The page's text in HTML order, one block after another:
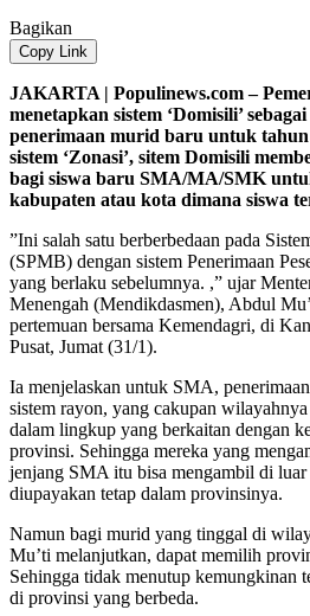
Bagikan
Copy Link
JAKARTA | Populinews.com –
menetapkan sistem ‘Domisili’
penerimaan murid baru untuk tahun
sistem ‘Zonasi’, sitem Domisili
bagi siswa baru SMA/MA/SMK
kabupaten atau kota dimana siswa
”Ini salah satu berberbedaan pada
(SPMB) dengan sistem Penerimaan
yang berlaku sebelumnya. ,” ujar
Menengah (Mendikdasmen), Abdul
pertemuan bersama Kemendagri, di
Pusat, Jumat (31/1).
Ia menjelaskan untuk SMA,
sistem rayon, yang cakupan
dalam lingkup yang berkaitan dengan
provinsi. Sehingga mereka yang
jenjang SMA itu bisa mengambil di luar
diupayakan tetap dalam provinsinya.
Namun bagi murid yang tinggal di
Mu’ti melanjutkan, dapat memilih
Sehingga tidak menutup kemungkinan
di provinsi yang berbeda.